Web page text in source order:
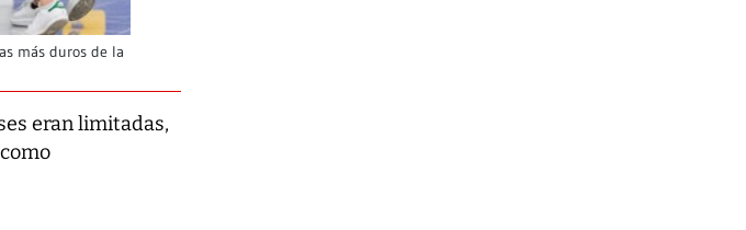
más duros de la
eran limitadas,